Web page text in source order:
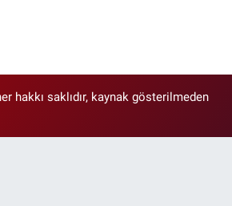
hakkı saklıdır, kaynak gösterilmeden